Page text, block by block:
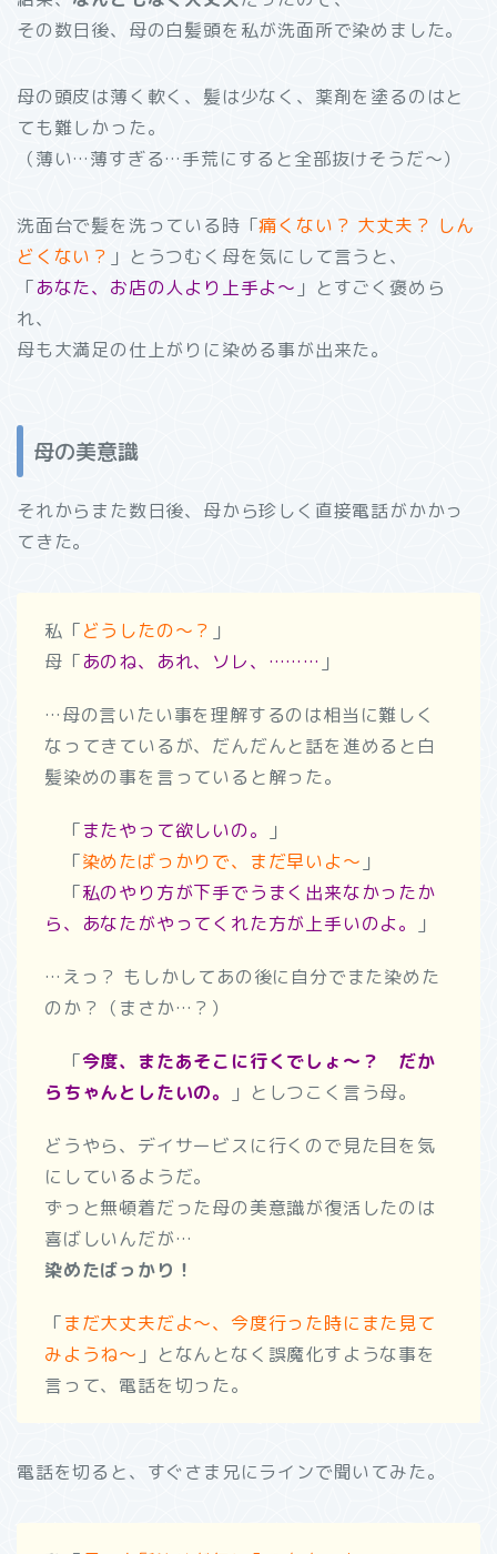
その数日後、母の白髪頭を私が洗面所で染めました。
母の頭皮は薄く軟く、髪は少なく、薬剤を塗るのはと
ても難しかった。
（薄い…薄すぎる…手荒にすると全部抜けそうだ～）
洗面台で髪を洗っている時「痛くない？ 大丈夫？ しん
どくない？ 」とうつむく母を気にして言うと、
「あなた、お店の人より上手よ～ 」とすごく褒めら
れ、
母も大満足の仕上がりに染める事が出来た。
母の美意識
それからまた数日後、母から珍しく直接電話がかかっ
てきた。
私「どうしたの～？ 」
母「あのね、あれ、ソレ、……… 」
…母の言いたい事を理解するのは相当に難しく
なってきているが、だんだんと話を進めると白
髪染めの事を言っていると解った。
「またやって欲しいの。
」
「染めたばっかりで、まだ早いよ～ 」
「私のやり方が下手でうまく出来なかったか
ら、あなたがやってくれた方が上手いのよ。
」
…えっ？ もしかしてあの後に自分でまた染めた
のか？（まさか…？）
「今度、またあそこに行くでしょ～？ だか
らちゃんとしたいの。
」としつこく言う母。
どうやら、デイサービスに行くので見た目を気
にしているようだ。
ずっと無頓着だった母の美意識が復活したのは
喜ばしいんだが…
染めたばっかり！
「まだ大丈夫だよ～、今度行った時にまた見て
みようね～ 」となんとなく誤魔化すような事を
言って、電話を切った。
電話を切ると、すぐさま兄にラインで聞いてみた。